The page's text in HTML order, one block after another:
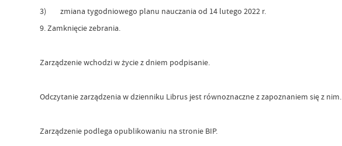
3) zmiana tygodniowego planu nauczania od 14 lutego 2022 r.
9. Zamknięcie zebrania.
Zarządzenie wchodzi w życie z dniem podpisanie.
Odczytanie zarządzenia w dzienniku Librus jest równoznaczne z zapoznaniem się z nim.
Zarządzenie podlega opublikowaniu na stronie BIP.